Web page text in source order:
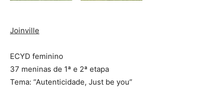
Joinville
ECYD feminino
37 meninas de 1ª e 2ª etapa
Tema: “Autenticidade, Just be you”